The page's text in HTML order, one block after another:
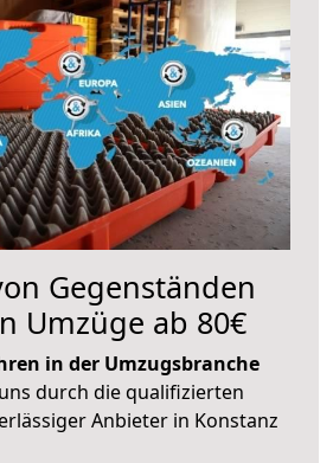
Gegenständen
Umzüge ab 80€
in der Umzugsbranche
durch die qualifizierten
Anbieter in Konstanz